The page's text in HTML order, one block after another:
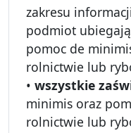
zakresu
podmiot
pomoc de
rolnictwie lub
• wszystkie
minimis oraz
rolnictwie lub